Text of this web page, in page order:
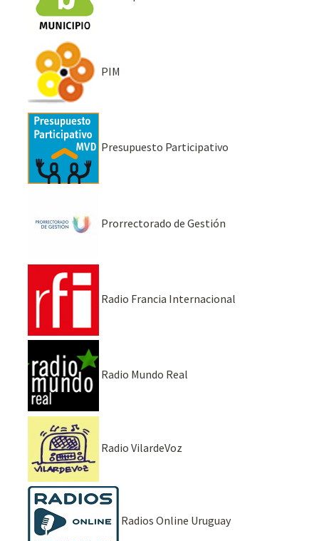
PIM
Presupuesto Participativo
Prorrectorado de Gestión
Radio Francia Internacional
Radio Mundo Real
Radio VilardeVoz
Radios Online Uruguay